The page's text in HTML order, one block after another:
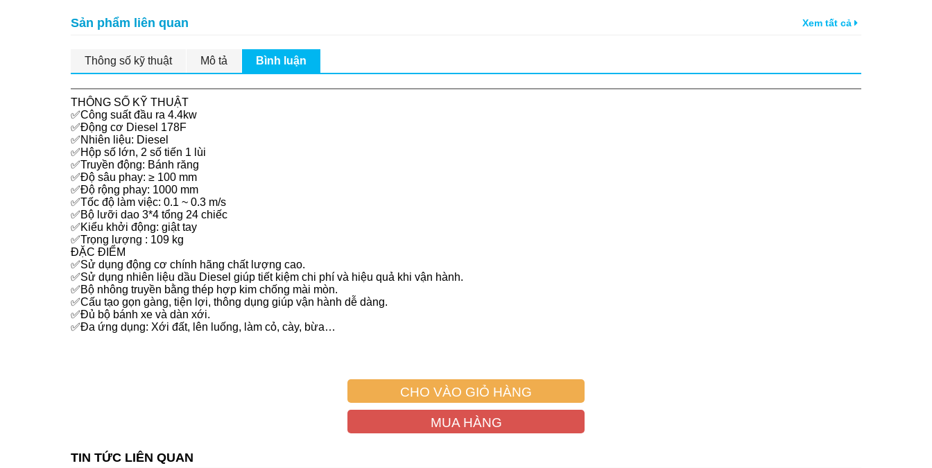
Sản phẩm liên quan Xem tất cả
Thông số kỹ thuật Mô tả Bình luận
THÔNG SỐ KỸ THUẬT
✅Công suất đầu ra 4.4kw
✅Động cơ Diesel 178F
✅Nhiên liệu: Diesel
✅Hộp số lớn, 2 số tiến 1 lùi
✅Truyền động: Bánh răng
✅Độ sâu phay: ≥ 100 mm
✅Độ rộng phay: 1000 mm
✅Tốc độ làm việc: 0.1 ~ 0.3 m/s
✅Bộ lưỡi dao 3*4 tổng 24 chiếc
✅Kiểu khởi động: giật tay
✅Trọng lượng : 109 kg
ĐẶC ĐIỂM
✅Sử dụng động cơ chính hãng chất lượng cao.
✅Sử dụng nhiên liệu dầu Diesel giúp tiết kiệm chi phí và hiệu quả khi vận hành.
✅Bộ nhông truyền bằng thép hợp kim chống mài mòn.
✅Cấu tạo gọn gàng, tiện lợi, thông dụng giúp vận hành dễ dàng.
✅Đủ bộ bánh xe và dàn xới.
✅Đa ứng dụng: Xới đất, lên luống, làm cỏ, cày, bừa…
CHO VÀO GIỎ HÀNG
MUA HÀNG
TIN TỨC LIÊN QUAN